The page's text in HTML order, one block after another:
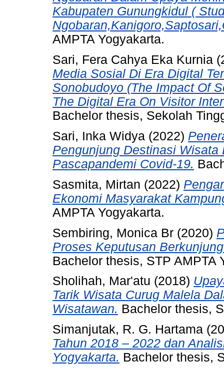
Kabupaten Gunungkidul (
AMPTA Yogyakarta.
Sari, Fera Cahya Eka Kurnia
Media Sosial Di Era Digital
Sonobudoyo (The Impact Of
The Digital Era On Visitor
Bachelor thesis, Sekolah
Sari, Inka Widya (2022)
Pengunjung Destinasi
Pascapandemi Covid-19.
Sasmita, Mirtan (2022)
Ekonomi Masyarakat
AMPTA Yogyakarta.
Sembiring, Monica Br (2020)
Proses Keputusan
Bachelor thesis, STP AMPTA
Sholihah, Mar'atu (2018)
Tarik Wisata Curug Malela
Wisatawan. Bachelor thesis,
Simanjutak, R. G. Hartama
Tahun 2018 – 2022 dan
Yogyakarta. Bachelor thesis,